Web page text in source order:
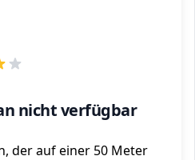
nicht verfügbar
der auf einer 50 Meter